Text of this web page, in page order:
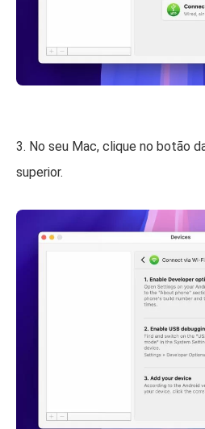
3. No seu Mac, clique no botão
superior.